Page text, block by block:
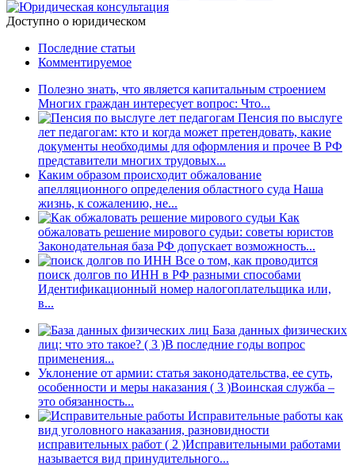
Доступно о юридическом
Последние статьи
Комментируемое
Полезно знать, что является капитальным строением
Многих граждан интересует вопрос: Что...
Пенсия по выслуге
лет педагогам: кто и когда может претендовать, какие
документы необходимы для оформления и прочее В РФ
представители многих трудовых...
Каким образом происходит обжалование
апелляционного определения областного суда Наша
жизнь, к сожалению, не...
Как
обжаловать решение мирового судьи: советы юристов
Законодательная база РФ допускает возможность...
Все о том, как проводится
поиск долгов по ИНН в РФ разными способами
Идентификационный номер налогоплательщика или,
в...
База данных физических
лиц: что это такое? ( 3 )В последние годы вопрос
применения...
Уклонение от армии: статья законодательства, ее суть,
особенности и меры наказания ( 3 )Воинская служба –
это обязанность...
Исправительные работы как
вид уголовного наказания, разновидности
исправительных работ ( 2 )Исправительными работами
называется вид принудительного...